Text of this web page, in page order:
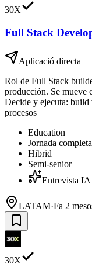
30X
Full Stack
Aplicació directa
Rol de Full Stack
producción. Se mueve
Decide y ejecuta: build
procesos
Education
Jornada completa
Hibrid
Semi-senior
Entrevista IA
LATAM·Fa 2
30X